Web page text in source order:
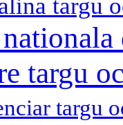
targu
targu
targu